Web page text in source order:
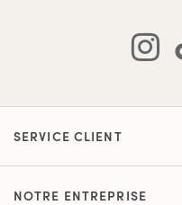
SERVICE CLIENT
NOTRE ENTREPRISE